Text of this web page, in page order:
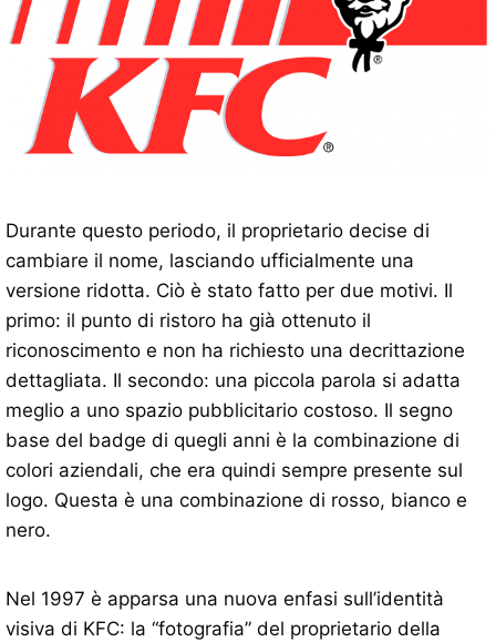
Durante questo periodo, il proprietario decise di
cambiare il nome, lasciando ufficialmente una
versione ridotta. Ciò è stato fatto per due motivi. Il
primo: il punto di ristoro ha già ottenuto il
riconoscimento e non ha richiesto una decrittazione
dettagliata. Il secondo: una piccola parola si adatta
meglio a uno spazio pubblicitario costoso. Il segno
base del badge di quegli anni è la combinazione di
colori aziendali, che era quindi sempre presente sul
logo. Questa è una combinazione di rosso, bianco e
nero.
Nel 1997 è apparsa una nuova enfasi sull’identità
visiva di KFC: la “fotografia” del proprietario della